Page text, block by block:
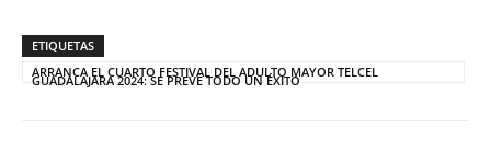
ETIQUETAS
ARRANCA EL CUARTO FESTIVAL DEL ADULTO MAYOR TELCEL
GUADALAJARA 2024: SE PREVÉ TODO UN ÉXITO